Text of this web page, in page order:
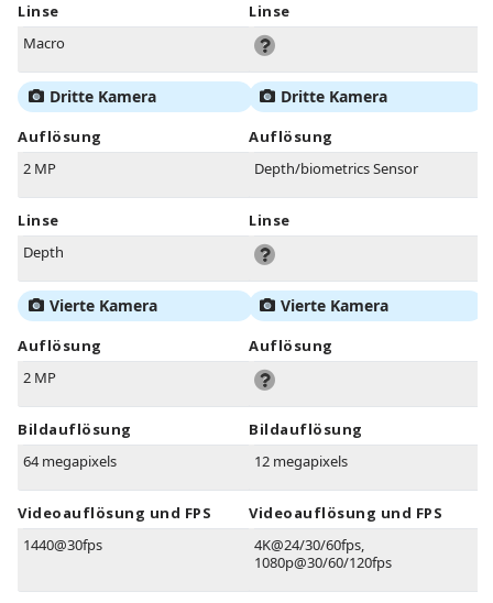
Linse
Macro
Dritte Kamera
Auflösung
2 MP
Linse
Depth
Vierte Kamera
Auflösung
2 MP
Bildauflösung
64 megapixels
Videoauflösung und FPS
1440@30fps
Linse
Dritte Kamera
Auflösung
Depth/biometrics Sensor
Linse
Vierte Kamera
Auflösung
Bildauflösung
12 megapixels
Videoauflösung und FPS
4K@24/30/60fps,
1080p@30/60/120fps